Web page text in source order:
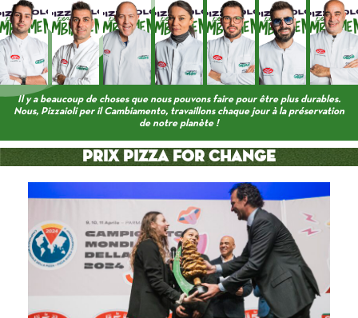
Il y a beaucoup de choses que nous pouvons faire pour être plus durables.
Nous, Pizzaioli per il Cambiamento, travaillons chaque jour à la préservation
de notre planète !
Prix Pizza for Change